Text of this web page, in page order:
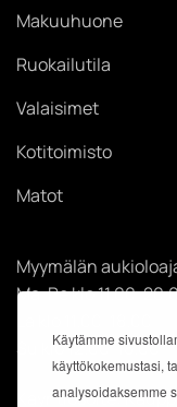
Käytämme
käyttökokemustasi,
analysoidaksemme
Makuuhuone
Ruokailutila
Valaisimet
Kotitoimisto
Matot
Myymälän
Ma-Pe klo 11.00-
Su klo 12.00-18.00
Käyntiosoite: